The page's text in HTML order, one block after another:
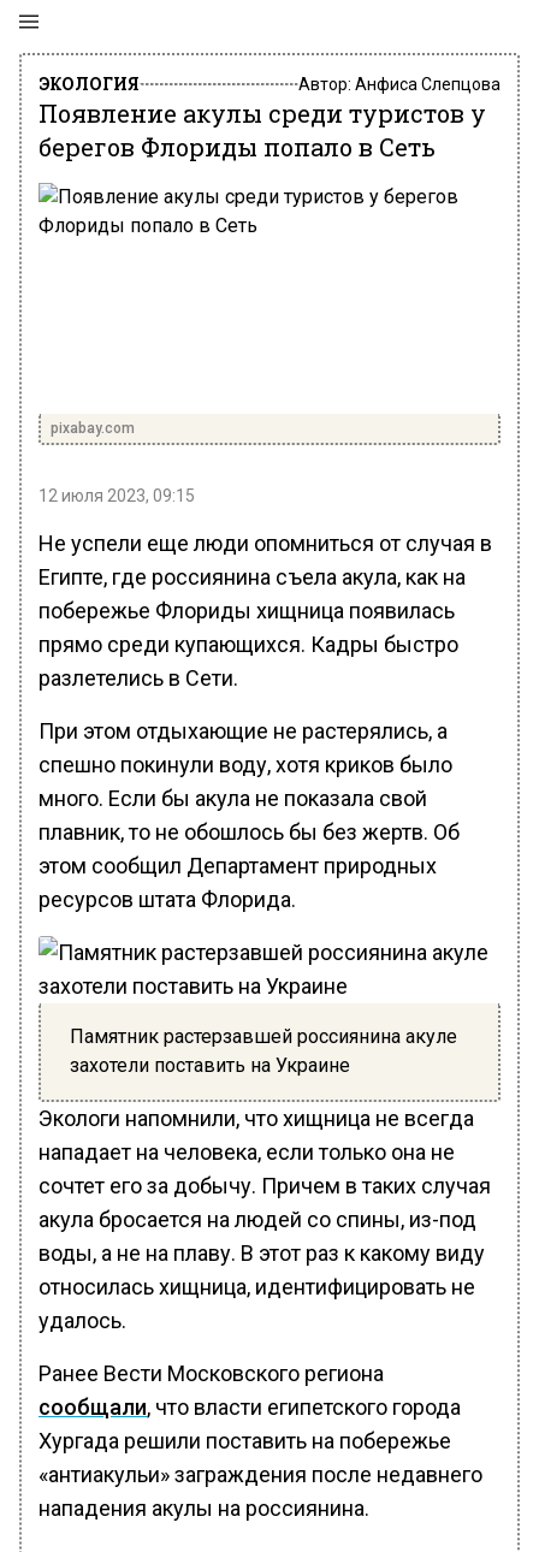
ЭКОЛОГИЯ Автор: Анфиса Слепцова
Появление акулы среди туристов у
берегов Флориды попало в Сеть
pixabay.com
12 июля 2023, 09:15
Не успели еще люди опомниться от случая в
Египте, где россиянина съела акула, как на
побережье Флориды хищница появилась
прямо среди купающихся. Кадры быстро
разлетелись в Сети.
При этом отдыхающие не растерялись, а
спешно покинули воду, хотя криков было
много. Если бы акула не показала свой
плавник, то не обошлось бы без жертв. Об
этом сообщил Департамент природных
ресурсов штата Флорида.
Памятник растерзавшей россиянина акуле
захотели поставить на Украине
Экологи напомнили, что хищница не всегда
нападает на человека, если только она не
сочтет его за добычу. Причем в таких случая
акула бросается на людей со спины, из-под
воды, а не на плаву. В этот раз к какому виду
относилась хищница, идентифицировать не
удалось.
Ранее Вести Московского региона
сообщали, что власти египетского города
Хургада решили поставить на побережье
«антиакульи» заграждения после недавнего
нападения акулы на россиянина.